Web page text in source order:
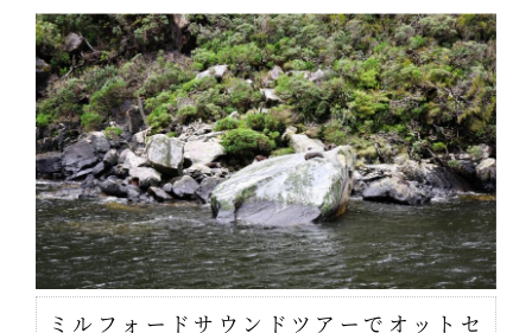
ミルフォードサウンドツアーでオットセ